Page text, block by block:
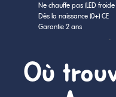
Ne chauffe pas (LED
Dès la naissance (0+) CE
Garantie 2 ans
Où